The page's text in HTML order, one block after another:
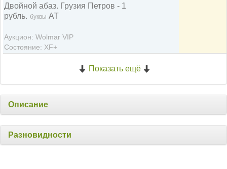
Двойной абаз. Грузия Петров - 1
рубль. буквы АТ
Аукцион: Wolmar VIP
Состояние: XF+
Показать ещё
Описание
Разновидности